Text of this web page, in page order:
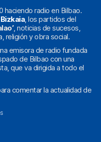
haciendo radio en Bilbao.
Bizkaia, los partidos del
, noticias de sucesos,
religión y obra social.
emisora de radio fundada
de Bilbao con una
que va dirigida a todo el
comentar la actualidad de